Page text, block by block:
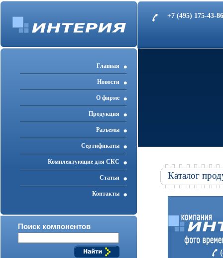
+7 (495) 175-43-
Главная
Новости
О фирме
Продукция
Разъемы
Cертификаты
Комплектующие для СКС
Статьи
Контакты
Поиск компонентов
Каталог